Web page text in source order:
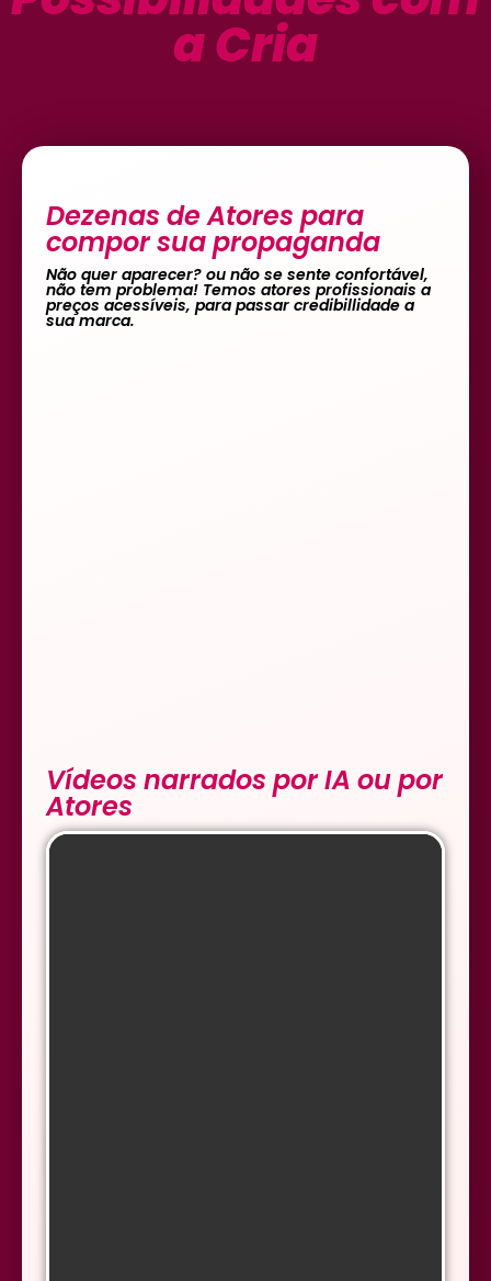
a Cria
Dezenas de Atores para
compor sua propaganda
Não quer aparecer? ou não se sente confortável,
não tem problema! Temos atores profissionais a
preços acessíveis, para passar credibillidade a
sua marca.
Vídeos narrados por IA ou por
Atores